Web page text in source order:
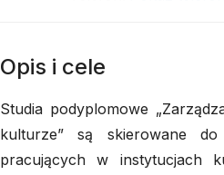
Opis i cele
Studia podyplomowe
kulturze” są skierowane
pracujących w instytucjach